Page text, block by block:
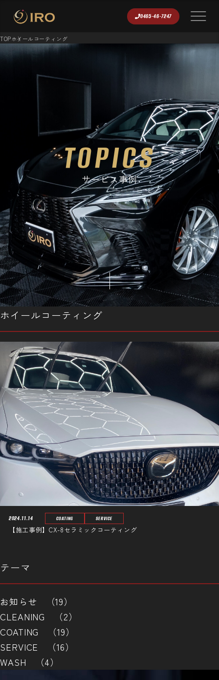
0465-46-7247
TOPホイールコーティング
TOPICS
サービス事例
ホイールコーティング
2024.11.14 COATING SERVICE
【施工事例】CX-8セラミックコーティング
テーマ
お知らせ （19）
CLEANING （2）
COATING （19）
SERVICE （16）
WASH （4）